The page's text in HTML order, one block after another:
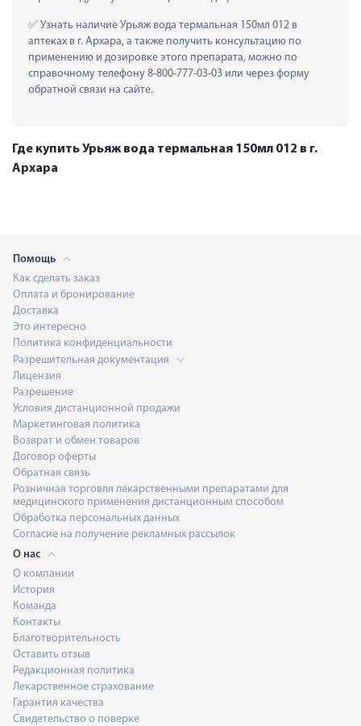
Узнать наличие Урьяж вода термальная 150мл 012 в
аптеках в г. Архара, а также получить консультацию по
применению и дозировке этого препарата, можно по
справочному телефону 8-800-777-03-03 или через форму
обратной связи на сайте.
Где купить Урьяж вода термальная 150мл 012 в г.
Архара
Помощь
Как сделать заказ
Оплата и бронирование
Доставка
Это интересно
Политика конфиденциальности
Разрешительная документация
Лицензия
Разрешение
Условия дистанционной продажи
Маркетинговая политика
Возврат и обмен товаров
Договор оферты
Обратная связь
Розничная торговля лекарственными препаратами для
медицинского применения дистанционным способом
Обработка персональных данных
Согласие на получение рекламных рассылок
О нас
О компании
История
Команда
Контакты
Благотворительность
Оставить отзыв
Редакционная политика
Лекарственное страхование
Гарантия качества
Свидетельство о поверке